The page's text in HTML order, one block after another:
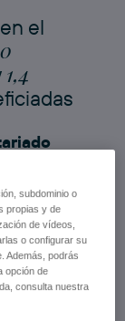
el
1,4
de
para
y digital.
subdominio o
propias y de
de vídeos,
o configurar su
Además, podrás
opción de
consulta nuestra